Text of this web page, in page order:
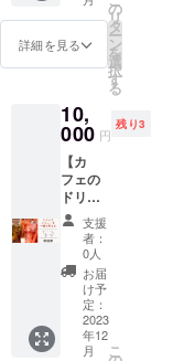
年とな
りま
す。
う調整
しま
す。 ※
程を、
2024年
1月以降
で3日お
伝えく
ださ
い。 ※
交通
費、売
り上げ
からの
利益は
発生し
ませ
づくり
を応援
してく
だる皆
さん」
できる
日を楽
しみに
してい
ます！
ドリン
ク、軽
食込み
となり
ます。
下記の3
日間で
開催致
しま
詳細を見る
の
リ
タ
ー
ン
を
選
択
す
る
10,
000 円
残り3
【カ
フェの
ドリン
クを一
緒に考
える
券】 初
めての
挑戦で
ある
「カ
フェで
支援
者：
0人
お届
け予
定：
2023
年12
月
こ